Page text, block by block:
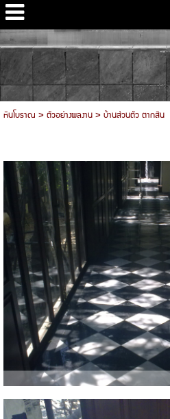
หินโบราณ >ตัวอย่างผลงาน>บ้านส่วนตัว ตากสิน